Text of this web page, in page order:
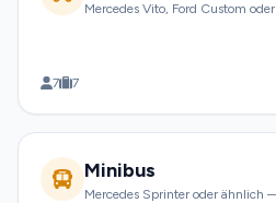
Mercedes Vito, Ford Custom
7 7
Minibus
Mercedes Sprinter oder ähnlich